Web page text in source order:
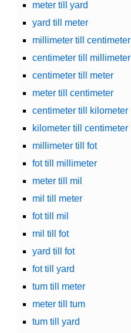
meter till yard
yard till meter
millimeter till centimeter
centimeter till millimeter
centimeter till meter
meter till centimeter
centimeter till kilometer
kilometer till centimeter
millimeter till fot
fot till millimeter
meter till mil
mil till meter
fot till mil
mil till fot
yard till fot
fot till yard
tum till meter
meter till tum
tum till yard